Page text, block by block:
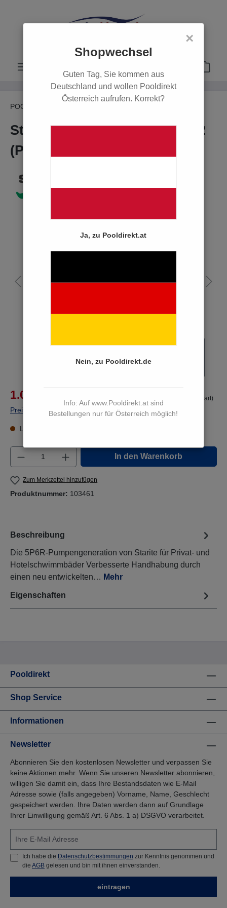
×
Shopwechsel
Guten Tag, Sie kommen aus
Deutschland und wollen Pooldirekt
Österreich aufrufen. Korrekt?
Ja, zu Pooldirekt.at
Nein, zu Pooldirekt.de
Info: Auf www.Pooldirekt.at sind
Bestellungen nur für Österreich möglich!
POOL
Starite Duraglas II 5P6RE-3E2
(P-STRHD-103E3) 400 V
1.029,00 €* (15.52% von der UVP gespart)
Preise inkl. MwSt. zzgl. Versandkosten
Lieferzeit 15 bis 17 Werktage
Produkt Anzahl: Gib den gewünschten
In den Warenkorb
Zum Merkzettel hinzufügen
Produktnummer: 103461
Beschreibung
Die 5P6R-Pumpengeneration von Starite für Privat- und
Hotelschwimmbäder Verbesserte Handhabung durch
einen neu entwickelten… Mehr
Eigenschaften
Pooldirekt
Shop Service
Informationen
Newsletter
Abonnieren Sie den kostenlosen Newsletter und verpassen Sie
keine Aktionen mehr. Wenn Sie unseren Newsletter abonnieren,
willigen Sie damit ein, dass Ihre Bestandsdaten wie E-Mail
Adresse sowie (falls angegeben) Vorname, Name, Geschlecht
gespeichert werden. Ihre Daten werden dann auf Grundlage
Ihrer Einwilligung gemäß Art. 6 Abs. 1 a) DSGVO verarbeitet.
Ich habe die Datenschutzbestimmungen zur Kenntnis genommen und
die AGB gelesen und bin mit ihnen einverstanden.
eintragen